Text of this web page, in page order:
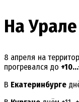
На
8 апреля на
прогревался до
В Екатеринбурге